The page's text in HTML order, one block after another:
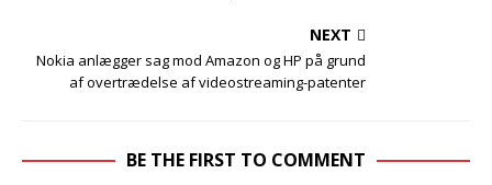
NEXT
Nokia anlægger sag mod Amazon og HP på grund
af overtrædelse af videostreaming-patenter
BE THE FIRST TO COMMENT